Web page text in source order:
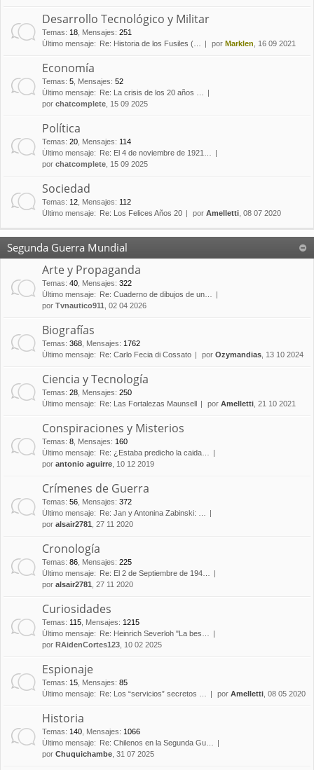
Desarrollo Tecnológico y Militar
Temas: 18 Mensajes: 251
Último mensaje:
Re: Historia de los Fusiles (… por Marklen , 16 09 2021
Economía
Temas: 5 Mensajes: 52
Último mensaje:
Re: La crisis de los 20 años …
por chatcomplete , 15 09 2025
Política
Temas: 20 Mensajes: 114
Último mensaje:
Re: El 4 de noviembre de 1921…
por chatcomplete , 15 09 2025
Sociedad
Temas: 12 Mensajes: 112
Último mensaje:
Re: Los Felices Años 20 por Amelletti , 08 07 2020
Segunda Guerra Mundial
Arte y Propaganda
Temas: 40 Mensajes: 322
Último mensaje:
Re: Cuaderno de dibujos de un…
por Tvnautico911 , 02 04 2026
Biografías
Temas: 368 Mensajes: 1762
Último mensaje:
Re: Carlo Fecia di Cossato por Ozymandias , 13 10 2024
Ciencia y Tecnología
Temas: 28 Mensajes: 250
Último mensaje:
Re: Las Fortalezas Maunsell por Amelletti , 21 10 2021
Conspiraciones y Misterios
Temas: 8 Mensajes: 160
Último mensaje:
Re: ¿Estaba predicho la caida…
por antonio aguirre , 10 12 2019
Crímenes de Guerra
Temas: 56 Mensajes: 372
Último mensaje:
Re: Jan y Antonina Zabinski: …
por alsair2781 , 27 11 2020
Cronología
Temas: 86 Mensajes: 225
Último mensaje:
Re: El 2 de Septiembre de 194…
por alsair2781 , 27 11 2020
Curiosidades
Temas: 115 Mensajes: 1215
Último mensaje:
Re: Heinrich Severloh "La bes…
por RAidenCortes123 , 10 02 2025
Espionaje
Temas: 15 Mensajes: 85
Último mensaje:
Re: Los “servicios” secretos … por Amelletti , 08 05 2020
Historia
Temas: 140 Mensajes: 1066
Último mensaje:
Re: Chilenos en la Segunda Gu…
por Chuquichambe , 31 07 2025